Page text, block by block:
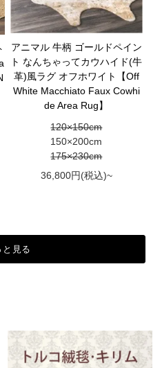
アニマル 牛柄 ゴールドペイン
ト なんちゃってカウハイド(牛
革)風ラグ オフホワイト【Off
White Macchiato Faux Cowhi
de Area Rug】
120×150cm
150×200cm
175×230cm
36,800円(税込)~
と見る